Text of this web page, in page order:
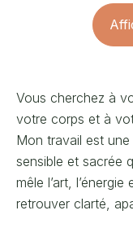
Vous cherchez à
votre corps et à
Mon travail est
sensible et sacrée
mêle l’art,
retrouver clarté,